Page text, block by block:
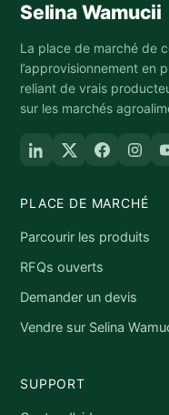
Selina Wamucii
La place de marché de
l’approvisionnement en
reliant de vrais
sur les marchés
PLACE DE MARCHÉ
Parcourir les produits
RFQs ouverts
Demander un devis
Vendre sur Selina
SUPPORT